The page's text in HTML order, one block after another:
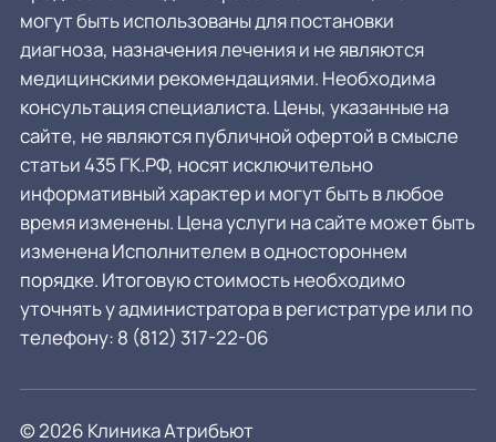
могут быть использованы для постановки
диагноза, назначения лечения и не являются
медицинскими рекомендациями. Необходима
консультация специалиста. Цены, указанные на
сайте, не являются публичной офертой в смысле
статьи 435 ГК.РФ, носят исключительно
информативный характер и могут быть в любое
время изменены. Цена услуги на сайте может быть
изменена Исполнителем в одностороннем
порядке. Итоговую стоимость необходимо
уточнять у администратора в регистратуре или по
телефону: 8 (812) 317-22-06
© 2026 Клиника Атрибьют